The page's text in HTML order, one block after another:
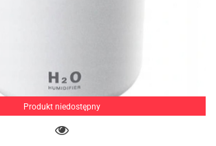
Produkt niedostępny